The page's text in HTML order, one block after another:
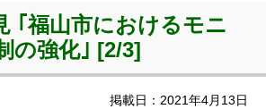
｢福山市におけるモニ
の強化｣ [2/3]
掲載日：2021年4月13日